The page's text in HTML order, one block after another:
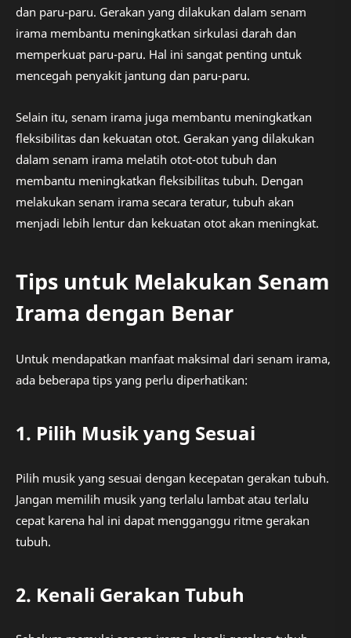
dan paru-paru. Gerakan yang dilakukan dalam senam
irama membantu meningkatkan sirkulasi darah dan
memperkuat paru-paru. Hal ini sangat penting untuk
mencegah penyakit jantung dan paru-paru.
Selain itu, senam irama juga membantu meningkatkan
fleksibilitas dan kekuatan otot. Gerakan yang dilakukan
dalam senam irama melatih otot-otot tubuh dan
membantu meningkatkan fleksibilitas tubuh. Dengan
melakukan senam irama secara teratur, tubuh akan
menjadi lebih lentur dan kekuatan otot akan meningkat.
Tips untuk Melakukan Senam
Irama dengan Benar
Untuk mendapatkan manfaat maksimal dari senam irama,
ada beberapa tips yang perlu diperhatikan:
1. Pilih Musik yang Sesuai
Pilih musik yang sesuai dengan kecepatan gerakan tubuh.
Jangan memilih musik yang terlalu lambat atau terlalu
cepat karena hal ini dapat mengganggu ritme gerakan
tubuh.
2. Kenali Gerakan Tubuh